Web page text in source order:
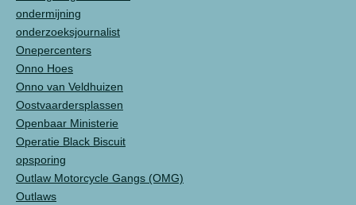
ondermijning
onderzoeksjournalist
Onepercenters
Onno Hoes
Onno van Veldhuizen
Oostvaardersplassen
Openbaar Ministerie
Operatie Black Biscuit
opsporing
Outlaw Motorcycle Gangs (OMG)
Outlaws